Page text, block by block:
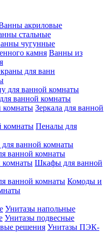
акриловые
стальные
чугунные
Ванны из
для ванн
ванной комнаты
Зеркала для ванной
Пеналы для
ванной комнаты
Шкафы для ванной
Комоды и
Унитазы напольные
Унитазы подвесные
Унитазы ПЭК-